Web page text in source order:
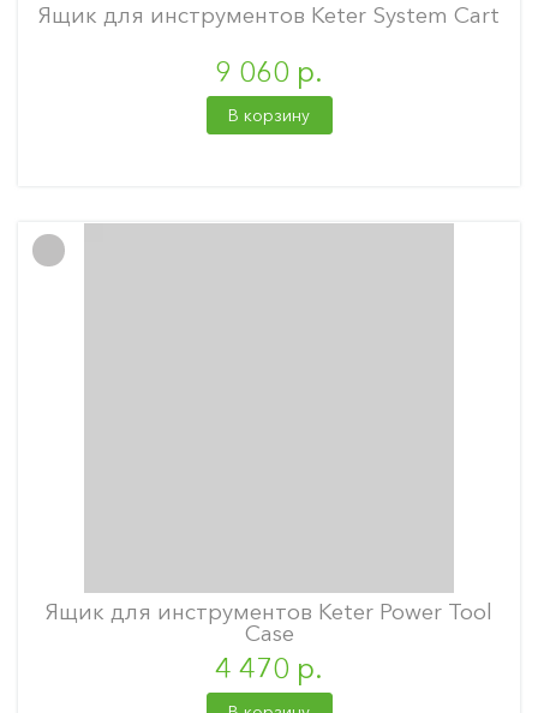
Ящик для инструментов Keter System Cart
9 060 р.
В корзину
Ящик для инструментов Keter Power Tool
Case
4 470 р.